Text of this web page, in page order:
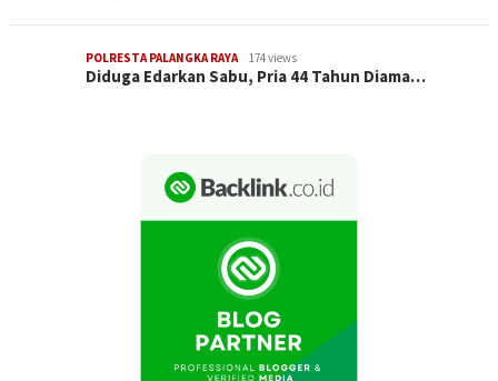
POLRESTA PALANGKA RAYA 174 views
Diduga Edarkan Sabu, Pria 44 Tahun Diama…